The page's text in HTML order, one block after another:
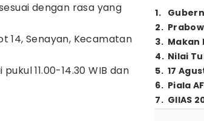
dengan rasa yang
14, Senayan, Kecamatan
11.00-14.30 WIB dan
1.
2.
3. Makan
4. Nilai
5. 17
6. Piala
7. GIIAS